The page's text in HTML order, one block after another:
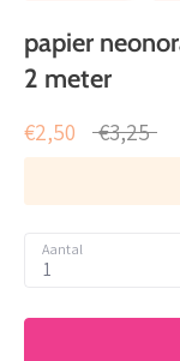
papier
2 meter
€2,50
Normale
prijs
€3,25
Aantal
1